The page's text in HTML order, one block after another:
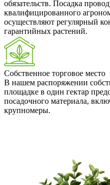
обязательств. Посадка
квалифицированного
осуществляют регулярный
гарантийных растений.
Собственное торговое место
В нашем распоряжении
площадке в один гектар
посадочного материала,
крупномеры.